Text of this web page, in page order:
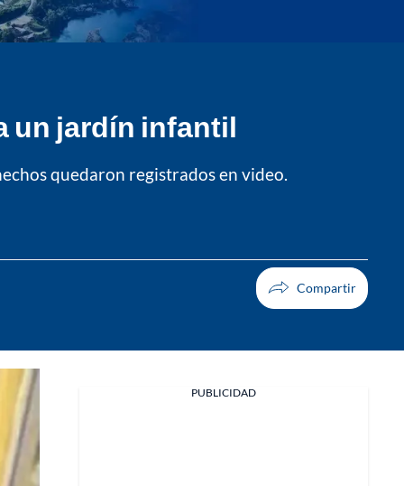
un jardín infantil
quedaron registrados en video.
PUBLICIDAD